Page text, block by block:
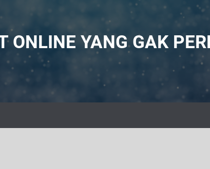
ONLINE YANG GAK